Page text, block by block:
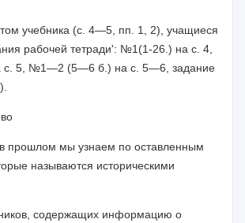
учебника (с. 4—5, пп. 1, 2), учащиеся
рабочей тетради': №1(1-26.) на с. 4,
5, №1—2 (5—6 б.) на с. 5—6, задание
прошлом мы узнаем по оставленным
называются историческими
содержащих информацию о